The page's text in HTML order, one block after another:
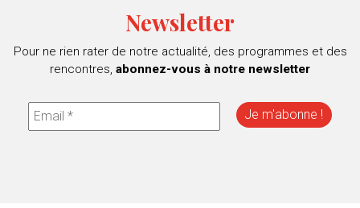
Newsletter
Pour ne rien rater de notre actualité, des programmes et des
rencontres, abonnez-vous à notre newsletter